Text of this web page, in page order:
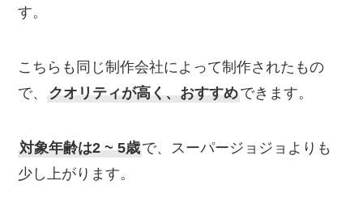
す。
こちらも同じ制作会社によって制作されたもの
で、
クオリティが高く、おすすめできます。
対象年齢は2 ~ 5歳で、スーパージョジョよりも
少し上がります。